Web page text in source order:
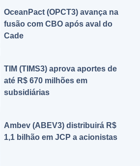
OceanPact (OPCT3) avança na
fusão com CBO após aval do
Cade
TIM (TIMS3) aprova aportes de
até R$ 670 milhões em
subsidiárias
Ambev (ABEV3) distribuirá R$
1,1 bilhão em JCP a acionistas